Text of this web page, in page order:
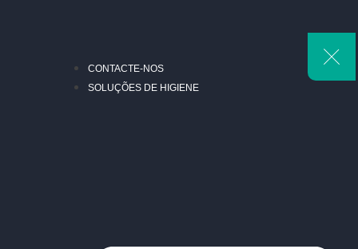
CONTACTE-NOS
SOLUÇÕES DE HIGIENE